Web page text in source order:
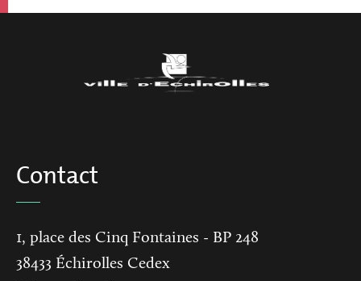
Contact
1, place des Cinq Fontaines - BP 248
38433 Échirolles Cedex